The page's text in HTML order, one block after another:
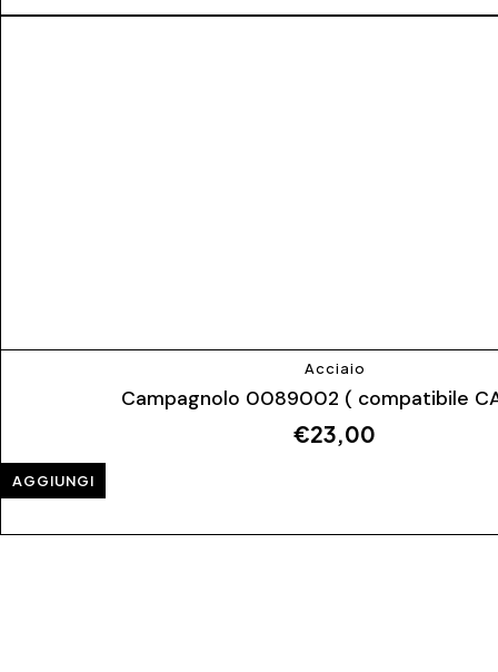
Acciaio
Campagnolo 0089002 ( compatibile
€23,00
AGGIUNGI